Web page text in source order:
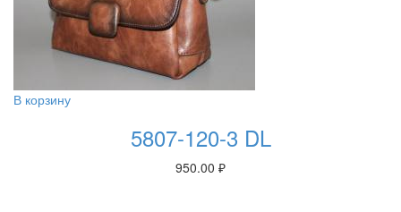
В корзину
5807-120-3 DL
950.00 ₽